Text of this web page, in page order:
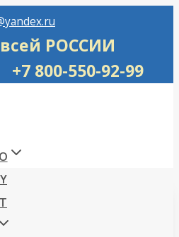
всей РОССИИ
+7 800-550-92-99